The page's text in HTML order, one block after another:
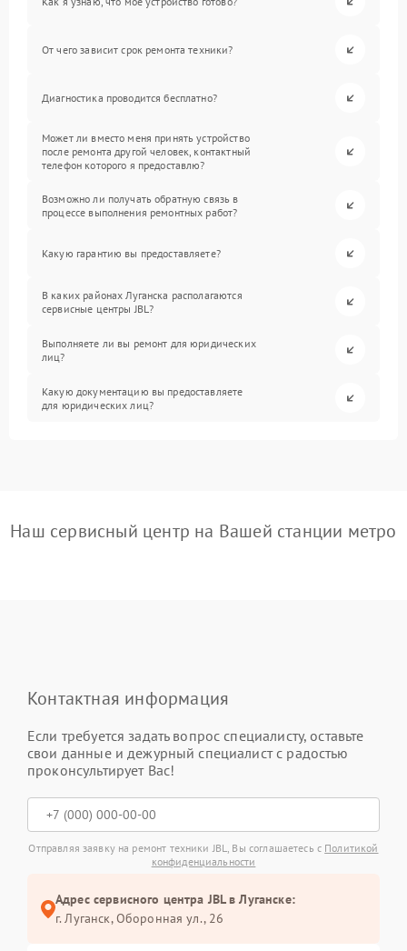
От чего зависит срок ремонта техники?
Диагностика проводится бесплатно?
Может ли вместо меня принять устройство
после ремонта другой человек, контактный
телефон которого я предоставлю?
Возможно ли получать обратную связь в
процессе выполнения ремонтных работ?
Какую гарантию вы предоставляете?
В каких районах Луганска располагаются
сервисные центры JBL?
Выполняете ли вы ремонт для юридических
лиц?
Какую документацию вы предоставляете
для юридических лиц?
Наш сервисный центр на Вашей станции метро
Контактная информация
Если требуется задать вопрос специалисту, оставьте
свои данные и дежурный специалист с радостью
проконсультирует Вас!
Отправляя заявку на ремонт техники JBL, Вы соглашаетесь с Политикой
конфиденциальности
Адрес сервисного центра JBL в Луганске:
г. Луганск, Оборонная ул., 26